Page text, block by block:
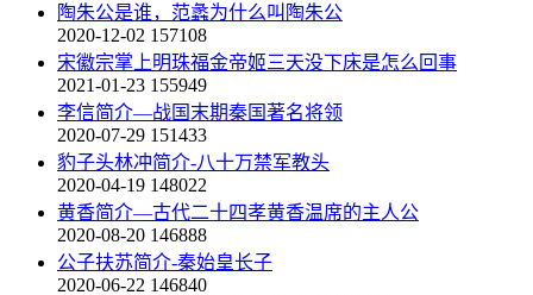
陶朱公是谁，范蠡为什么叫陶朱公
2020-12-02 157108
宋徽宗掌上明珠福金帝姬三天没下床是怎么回事
2021-01-23 155949
李信简介—战国末期秦国著名将领
2020-07-29 151433
豹子头林冲简介-八十万禁军教头
2020-04-19 148022
黄香简介—古代二十四孝黄香温席的主人公
2020-08-20 146888
公子扶苏简介-秦始皇长子
2020-06-22 146840